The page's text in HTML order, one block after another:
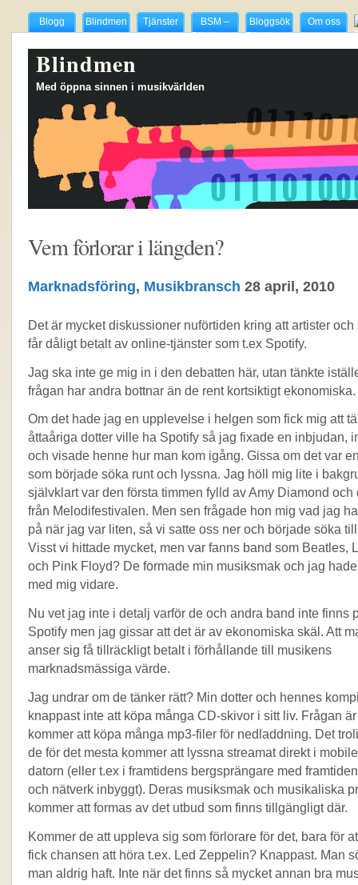
Blogg
Blindmen
presenterar
The Hyper
Actives
Tjänster
BSM –
Blindmens
lista över
Bloggsök
Blindmens
söktjänst
Om oss
Blindmen
Med öppna sinnen i musikvärlden
Vem förlorar i längden?
Marknadsföring, Musikbransch 28 april, 2010
Det är mycket diskussioner nuförtiden kring att artister
får dåligt betalt av online-tjänster som t.ex Spotify.
Jag ska inte ge mig in i den debatten här, utan tänkte
frågan har andra bottnar än de rent kortsiktigt ekonomiska.
Om det hade jag en upplevelse i helgen som fick mig att
åttaåriga dotter ville ha Spotify så jag fixade en inbjudan,
och visade henne hur man kom igång. Gissa om det var
som började söka runt och lyssna. Jag höll mig lite i
självklart var den första timmen fylld av Amy Diamond och
från Melodifestivalen. Men sen frågade hon mig vad jag
på när jag var liten, så vi satte oss ner och började söka
Visst vi hittade mycket, men var fanns band som Beatles,
och Pink Floyd? De formade min musiksmak och jag
med mig vidare.
Nu vet jag inte i detalj varför de och andra band inte finns
Spotify men jag gissar att det är av ekonomiska skäl. Att
anser sig få tillräckligt betalt i förhållande till musikens
marknadsmässiga värde.
Jag undrar om de tänker rätt? Min dotter och hennes
knappast inte att köpa många CD-skivor i sitt liv. Frågan
kommer att köpa många mp3-filer för nedladdning. Det
de för det mesta kommer att lyssna streamat direkt i
datorn (eller t.ex i framtidens bergsprängare med
och nätverk inbyggt). Deras musiksmak och musikaliska
kommer att formas av det utbud som finns tillgängligt där.
Kommer de att uppleva sig som förlorare för det, bara för
fick chansen att höra t.ex. Led Zeppelin? Knappast. Man
man aldrig haft. Inte när det finns så mycket annan bra